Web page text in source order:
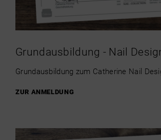
Grundausbildung - Nail
Grundausbildung zum Catherine Nail
ZUR ANMELDUNG